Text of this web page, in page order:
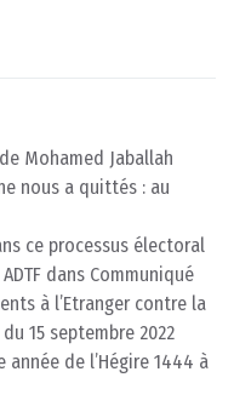
Mohamed Jaballah
nous a quittés : au
ce processus électoral
dans Communiqué
à l’Etranger contre la
15 septembre 2022
année de l’Hégire 1444 à